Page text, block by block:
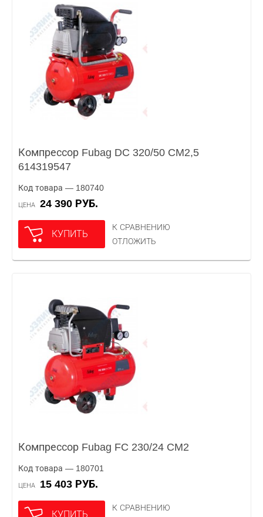
Компрессор Fubag DC 320/50 CM2,5
614319547
Код товара — 180740
ЦЕНА 24 390 РУБ.
КУПИТЬ
К СРАВНЕНИЮ
ОТЛОЖИТЬ
Компрессор Fubag FC 230/24 CM2
Код товара — 180701
ЦЕНА 15 403 РУБ.
КУПИТЬ
К СРАВНЕНИЮ